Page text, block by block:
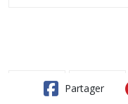
Partager